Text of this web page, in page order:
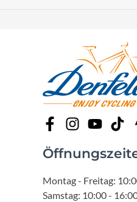
Montag - Freitag:
Samstag: 10:00 -